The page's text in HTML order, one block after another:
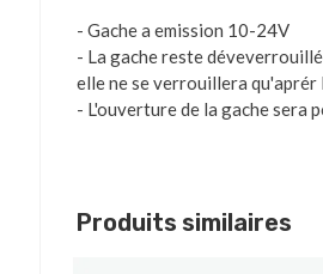
- Gache a emission 10-24V
- La gache reste
elle ne se verrouillera
- L'ouverture de la gache sera
Produits similaires